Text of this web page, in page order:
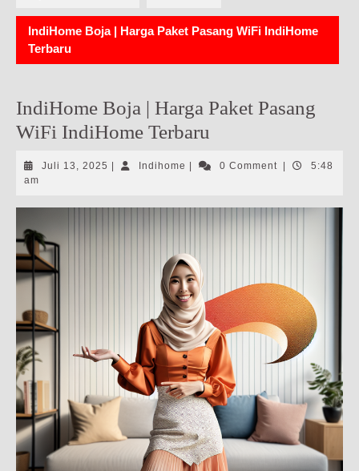
IndiHome Boja | Harga Paket Pasang WiFi IndiHome
Terbaru
IndiHome Boja | Harga Paket Pasang
WiFi IndiHome Terbaru
Juli 13, 2025 Juli
Indihome Indihome0 Comment
5:48
am